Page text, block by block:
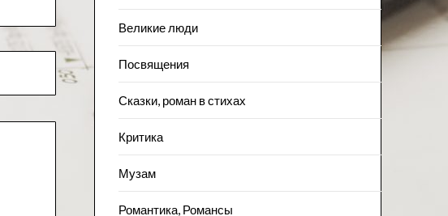
Великие люди
Посвящения
Сказки, роман в стихах
Критика
Музам
Романтика, Романсы